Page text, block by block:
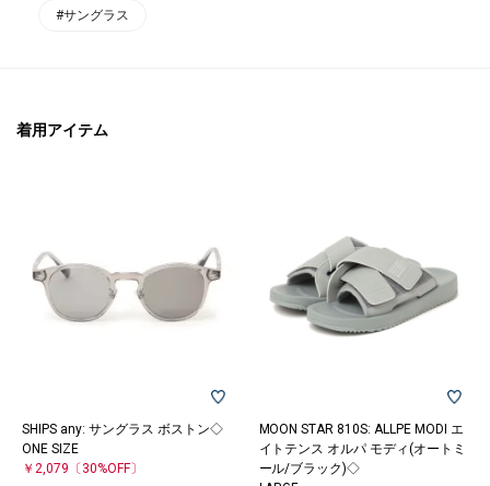
#サングラス
着用アイテム
SHIPS any: サングラス ボストン◇
ONE SIZE
￥2,079 〔30%OFF〕
MOON STAR 810S: ALLPE MODI エ
イトテンス オルパ モディ(オートミ
ール/ブラック)◇